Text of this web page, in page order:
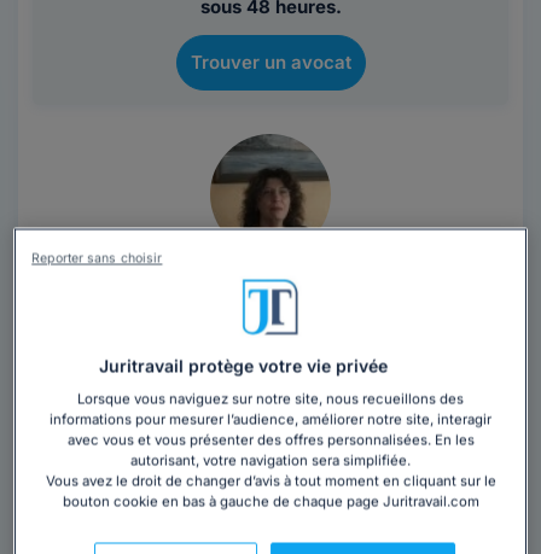
sous 48 heures.
Trouver un avocat
Maître Nathalie PREGUIMBEAU
, Limoges, 87280
Contacter cet avocat
Avocate depuis 1991, défense et le conseil des
particuliers et professionnels. Associée avec Maître
Bruno GREZE depuis 2006 au sein du cabinet...Lire la
Juritravail protège votre vie privée
Lorsque vous naviguez sur notre site, nous recueillons des
informations pour mesurer l’audience, améliorer notre site, interagir
avec vous et vous présenter des offres personnalisées. En les
autorisant, votre navigation sera simplifiée.
Vous avez le droit de changer d’avis à tout moment en cliquant sur le
bouton cookie en bas à gauche de chaque page Juritravail.com
Reporter sans choisir